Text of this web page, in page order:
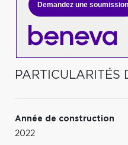
Demandez une soumission
PARTICULARITÉS
Année de construction
2022